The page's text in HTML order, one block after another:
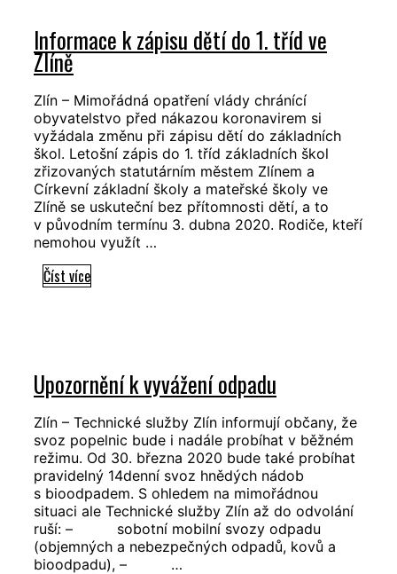
v
Uherském
Informace k zápisu dětí do 1. tříd ve
Zlíně
Zlín – Mimořádná opatření vlády chránící
obyvatelstvo před nákazou koronavirem si
vyžádala změnu při zápisu dětí do základních
škol. Letošní zápis do 1. tříd základních škol
zřizovaných statutárním městem Zlínem a
Církevní základní školy a mateřské školy ve
Zlíně se uskuteční bez přítomnosti dětí, a to
v původním termínu 3. dubna 2020. Rodiče, kteří
nemohou využít …
Číst víceInformace
1.
tříd
ve
Zlíně
Upozornění k vyvážení odpadu
Zlín – Technické služby Zlín informují občany, že
svoz popelnic bude i nadále probíhat v běžném
režimu. Od 30. března 2020 bude také probíhat
pravidelný 14denní svoz hnědých nádob
s bioodpadem. S ohledem na mimořádnou
situaci ale Technické služby Zlín až do odvolání
ruší: – sobotní mobilní svozy odpadu
(objemných a nebezpečných odpadů, kovů a
bioodpadu), – …